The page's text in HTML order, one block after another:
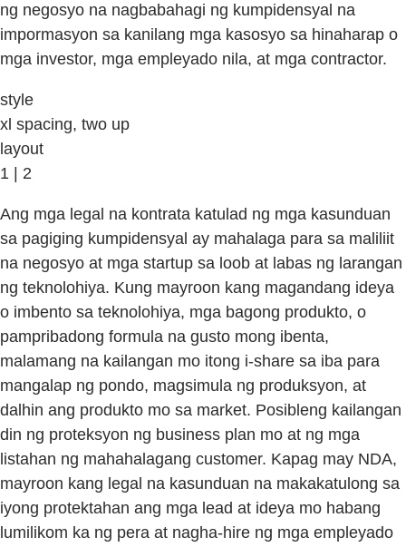
ng negosyo na nagbabahagi ng kumpidensyal na
impormasyon sa kanilang mga kasosyo sa hinaharap o
mga investor, mga empleyado nila, at mga contractor.
style
xl spacing, two up
layout
1 | 2
Ang mga legal na kontrata katulad ng mga kasunduan
sa pagiging kumpidensyal ay mahalaga para sa maliliit
na negosyo at mga startup sa loob at labas ng larangan
ng teknolohiya. Kung mayroon kang magandang ideya
o imbento sa teknolohiya, mga bagong produkto, o
pampribadong formula na gusto mong ibenta,
malamang na kailangan mo itong i-share sa iba para
mangalap ng pondo, magsimula ng produksyon, at
dalhin ang produkto mo sa market. Posibleng kailangan
din ng proteksyon ng business plan mo at ng mga
listahan ng mahahalagang customer. Kapag may NDA,
mayroon kang legal na kasunduan na makakatulong sa
iyong protektahan ang mga lead at ideya mo habang
lumilikom ka ng pera at nagha-hire ng mga empleyado